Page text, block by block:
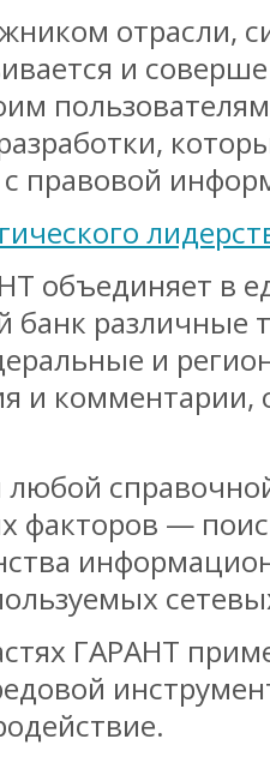
отрасли,
и
правовой
объединяет в
различные
и
и комментарии,
любой
факторов —
ГАРАНТ